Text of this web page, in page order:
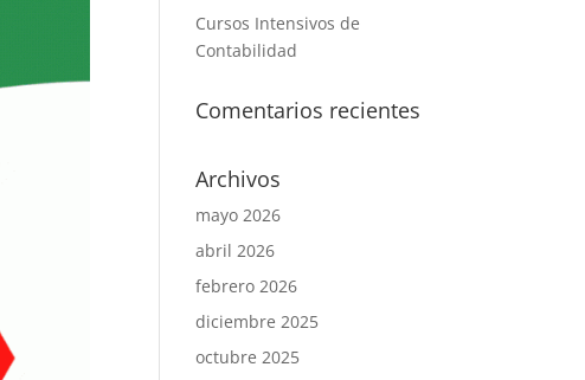
Cursos Intensivos de
Contabilidad
Comentarios recientes
Archivos
mayo 2026
abril 2026
febrero 2026
diciembre 2025
octubre 2025